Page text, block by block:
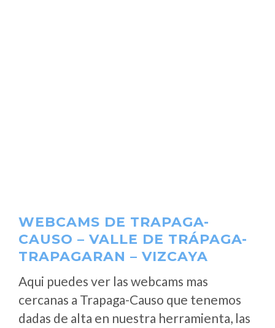
WEBCAMS DE TRAPAGA-
CAUSO – VALLE DE TRÁPAGA-
TRAPAGARAN – VIZCAYA
Aqui puedes ver las webcams mas
cercanas a Trapaga-Causo que tenemos
dadas de alta en nuestra herramienta, las